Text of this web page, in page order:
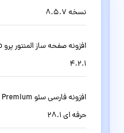
نسخه 8.5.7
4.2.1
حرفه ای 28.1